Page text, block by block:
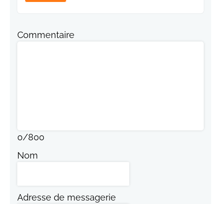
Commentaire
0/800
Nom
Adresse de messagerie